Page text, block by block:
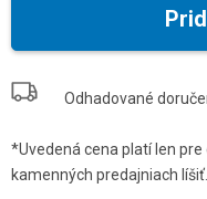
Odhadované
*Uvedená cena platí len
kamenných predajniach líšiť.